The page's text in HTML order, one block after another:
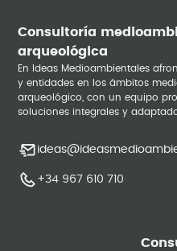
Consultoría
arqueológica
En Ideas Medioambientales
y entidades en los ámbitos
arqueológico, con un equipo
soluciones integrales y
+34 967 610 710